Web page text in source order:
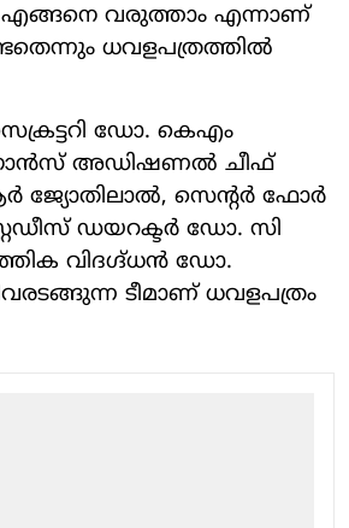
എങ്ങനെ വരുത്താം എന്നാണ്
ധവളപത്രത്തില്‍
ഡോ. കെഎം
അഡിഷണല്‍ ചീഫ്
ജ്യോതിലാല്‍, സെന്റര്‍ ഫോര്‍
ഡയറക്ടര്‍ ഡോ. സി
വിദഗ്ദ്ധന്‍ ഡോ.
ടീമാണ് ധവളപത്രം